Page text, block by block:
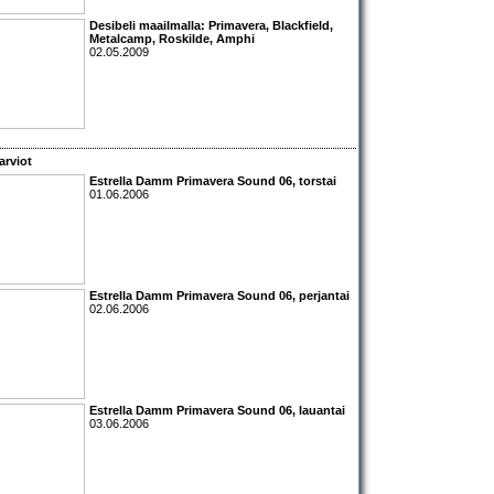
Desibeli maailmalla: Primavera, Blackfield,
Metalcamp, Roskilde, Amphi
02.05.2009
Estrella Damm Primavera Sound 06, torstai
01.06.2006
Estrella Damm Primavera Sound 06, perjantai
02.06.2006
Estrella Damm Primavera Sound 06, lauantai
03.06.2006